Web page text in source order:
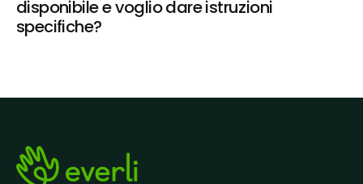
disponibile e voglio dare istruzioni
specifiche?